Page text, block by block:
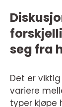
seg fra
Det er
variere
typer kjøpe